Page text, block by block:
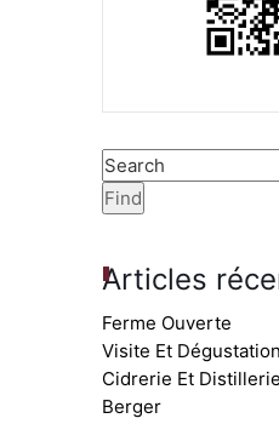
Articles
Ferme Ouverte
Visite Et
Cidrerie Et
Berger